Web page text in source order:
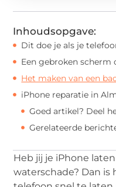
Inhoudsopgave:
Dit doe je als je
Een gebroken scherm
Het maken van een
iPhone reparatie in
Goed artikel? Deel
Gerelateerde
Heb jij je iPhone
waterschade? Dan